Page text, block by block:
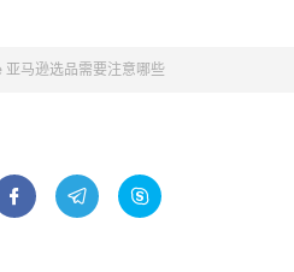
马逊选品需要注意哪些
  